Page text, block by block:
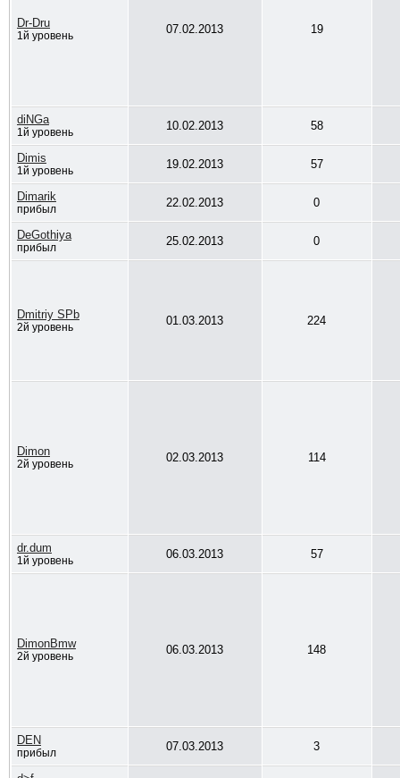
Dr-Dru
1й уровень 07.02.2013 19
diNGa
1й уровень 10.02.2013 58
Dimis
1й уровень 19.02.2013 57
Dimarik
прибыл 22.02.2013 0
DeGothiya
прибыл 25.02.2013 0
Dmitriy SPb
2й уровень 01.03.2013 224
Dimon
2й уровень 02.03.2013 114
dr.dum
1й уровень 06.03.2013 57
DimonBmw
2й уровень 06.03.2013 148
DEN
прибыл 07.03.2013 3